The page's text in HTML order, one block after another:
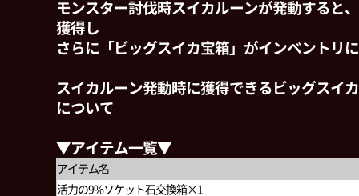
モンスター討伐時スイカルーンが発動すると
獲得し
さらに「ビッグスイカ宝箱」がインベントリ
スイカルーン発動時に獲得できるビッグスイ
について
▼アイテム一覧▼
アイテム名
活力の9%ソケット石交換箱×1